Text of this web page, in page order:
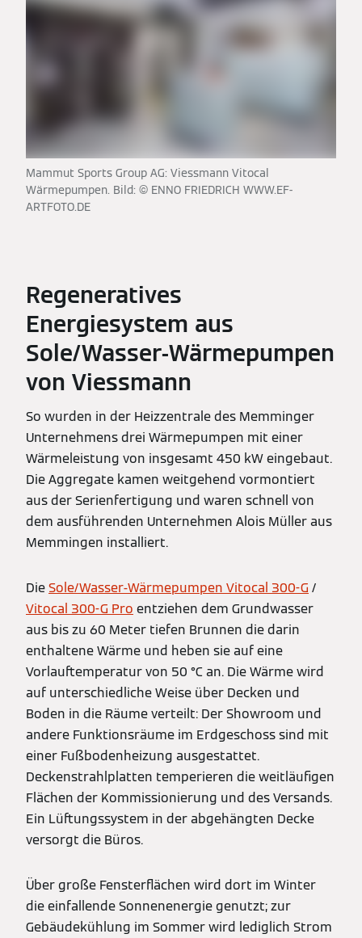
Mammut Sports Group AG: Viessmann Vitocal
Wärmepumpen. Bild: © ENNO FRIEDRICH WWW.EF-
ARTFOTO.DE
Regeneratives
Energiesystem aus
Sole/Wasser-Wärmepumpen
von Viessmann
So wurden in der Heizzentrale des Memminger
Unternehmens drei Wärmepumpen mit einer
Wärmeleistung von insgesamt 450 kW eingebaut.
Die Aggregate kamen weitgehend vormontiert
aus der Serienfertigung und waren schnell von
dem ausführenden Unternehmen Alois Müller aus
Memmingen installiert.
DieSole/Wasser-Wärmepumpen Vitocal 300-G /
Vitocal 300-G Pro entziehen dem Grundwasser
aus bis zu 60 Meter tiefen Brunnen die darin
enthaltene Wärme und heben sie auf eine
Vorlauftemperatur von 50 °C an. Die Wärme wird
auf unterschiedliche Weise über Decken und
Boden in die Räume verteilt: Der Showroom und
andere Funktionsräume im Erdgeschoss sind mit
einer Fußbodenheizung ausgestattet.
Deckenstrahlplatten temperieren die weitläufigen
Flächen der Kommissionierung und des Versands.
Ein Lüftungssystem in der abgehängten Decke
versorgt die Büros.
Über große Fensterflächen wird dort im Winter
die einfallende Sonnenenergie genutzt; zur
Gebäudekühlung im Sommer wird lediglich Strom